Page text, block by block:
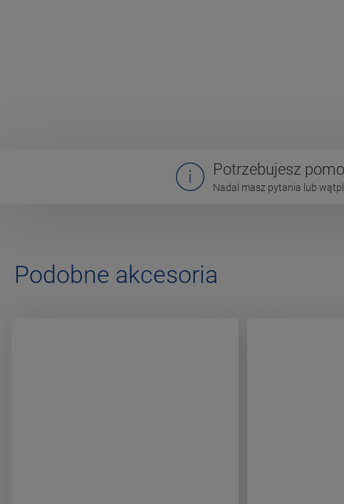
Potrzebujesz
Nadal masz pytania lub
Podobne akcesoria